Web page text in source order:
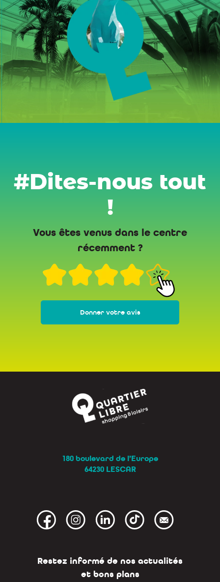
#Dites-nous tout
!
Vous êtes venus dans le centre
récemment ?
Donner votre avis
180 boulevard de l’Europe
64230 LESCAR
Restez informé de nos actualités
et bons plans